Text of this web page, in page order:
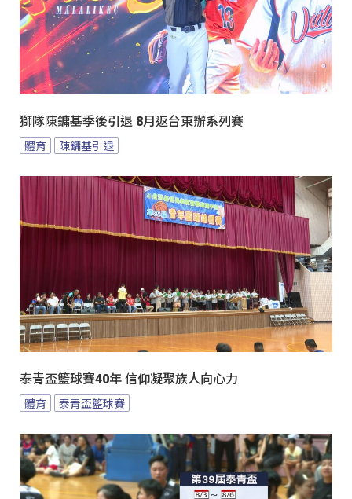
獅隊陳鏞基季後引退 8月返台東辦系列賽
體育 陳鏞基引退
泰青盃籃球賽40年 信仰凝聚族人向心力
體育 泰青盃籃球賽